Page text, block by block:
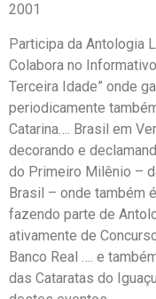
2001
Participa da Antologia
Colabora no
Terceira Idade” onde
periodicamente
Catarina…. Brasil em
decorando e
do Primeiro Milênio –
Brasil – onde também
fazendo parte de
ativamente de
Banco Real …. e
das Cataratas do